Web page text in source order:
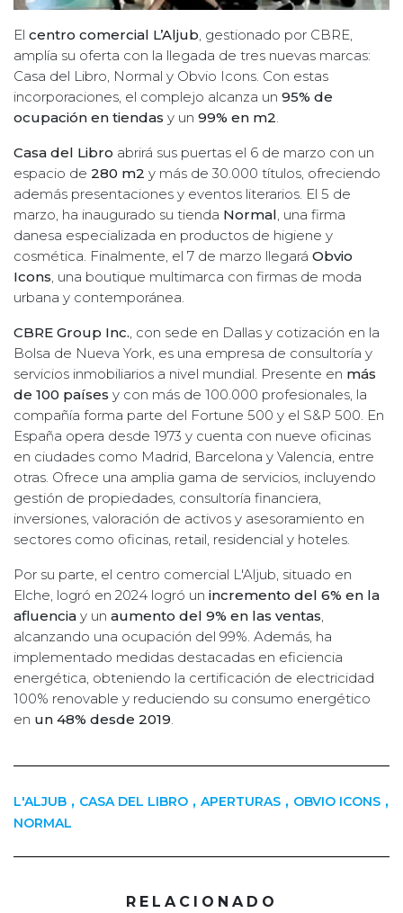
El centro comercial L’Aljub, gestionado por CBRE,
amplía su oferta con la llegada de tres nuevas marcas:
Casa del Libro, Normal y Obvio Icons. Con estas
incorporaciones, el complejo alcanza un 95% de
ocupación en tiendas y un 99% en m2.
Casa del Libro abrirá sus puertas el 6 de marzo con un
espacio de 280 m2 y más de 30.000 títulos, ofreciendo
además presentaciones y eventos literarios. El 5 de
marzo, ha inaugurado su tienda Normal, una firma
danesa especializada en productos de higiene y
cosmética. Finalmente, el 7 de marzo llegará Obvio
Icons, una boutique multimarca con firmas de moda
urbana y contemporánea.
CBRE Group Inc., con sede en Dallas y cotización en la
Bolsa de Nueva York, es una empresa de consultoría y
servicios inmobiliarios a nivel mundial. Presente en más
de 100 países y con más de 100.000 profesionales, la
compañía forma parte del Fortune 500 y el S&P 500. En
España opera desde 1973 y cuenta con nueve oficinas
en ciudades como Madrid, Barcelona y Valencia, entre
otras. Ofrece una amplia gama de servicios, incluyendo
gestión de propiedades, consultoría financiera,
inversiones, valoración de activos y asesoramiento en
sectores como oficinas, retail, residencial y hoteles.
Por su parte, el centro comercial L'Aljub, situado en
Elche, logró en 2024 logró un incremento del 6% en la
afluencia y un aumento del 9% en las ventas,
alcanzando una ocupación del 99%. Además, ha
implementado medidas destacadas en eficiencia
energética, obteniendo la certificación de electricidad
100% renovable y reduciendo su consumo energético
en un 48% desde 2019.
L'ALJUB , CASA DEL LIBRO , APERTURAS , OBVIO ICONS ,
NORMAL
RELACIONADO